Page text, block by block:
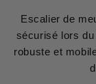
Escalier de
sécurisé lors du
robuste et